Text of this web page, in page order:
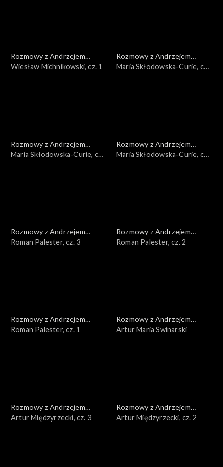
Rozmowy z Andrzejem
Doboszem
Wiesław Michnikowski, cz. 1
Rozmowy z Andrzejem
Doboszem
Maria Skłodowska-Curie, cz.
Rozmowy z Andrzejem
Doboszem
Maria Skłodowska-Curie, cz.
Rozmowy z Andrzejem
Doboszem
Maria Skłodowska-Curie, cz.
Rozmowy z Andrzejem
Doboszem
Roman Palester, cz. 3
Rozmowy z Andrzejem
Doboszem
Roman Palester, cz. 2
Rozmowy z Andrzejem
Doboszem
Roman Palester, cz. 1
Rozmowy z Andrzejem
Doboszem
Artur Maria Swinarski
Rozmowy z Andrzejem
Doboszem
Artur Międzyrzecki, cz. 3
Rozmowy z Andrzejem
Doboszem
Artur Międzyrzecki, cz. 2